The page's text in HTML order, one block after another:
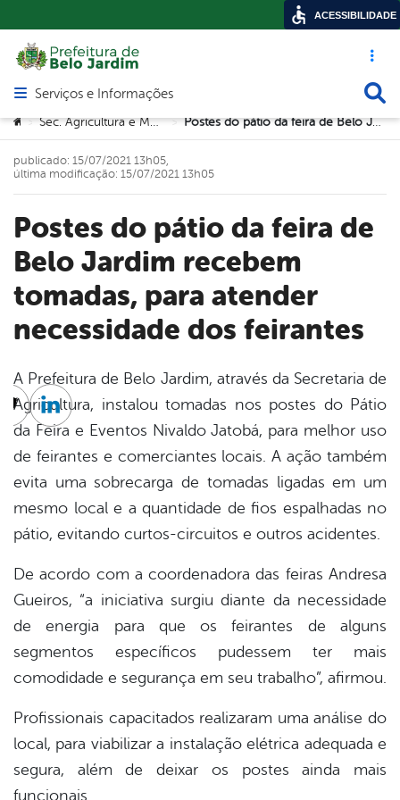
Acesso
Abrir menu principal de navegação
Serviços e Informações
Você está aqui:
> Sec. Agricultura e Meio Ambiente > Postes do pátio da feira de Belo Jardim recebem tomadas, para atender necessidade dos feirantes
Postes do pátio da feira de
Belo Jardim recebem
tomadas, para atender
necessidade dos feirantes
publicado: 15/07/2021 13h05,
última modificação: 15/07/2021 13h05
A Prefeitura de Belo Jardim, através da Secretaria de
Agricultura, instalou tomadas nos postes do Pátio
da Feira e Eventos Nivaldo Jatobá, para melhor uso
de feirantes e comerciantes locais. A ação também
evita uma sobrecarga de tomadas ligadas em um
mesmo local e a quantidade de fios espalhadas no
pátio, evitando curtos-circuitos e outros acidentes.
De acordo com a coordenadora das feiras Andresa
Gueiros, “a iniciativa surgiu diante da necessidade
de energia para que os feirantes de alguns
segmentos específicos pudessem ter mais
comodidade e segurança em seu trabalho”, afirmou.
Profissionais capacitados realizaram uma análise do
local, para viabilizar a instalação elétrica adequada e
segura, além de deixar os postes ainda mais
funcionais.
TwitterLinkedin
ACESSIBILIDADE